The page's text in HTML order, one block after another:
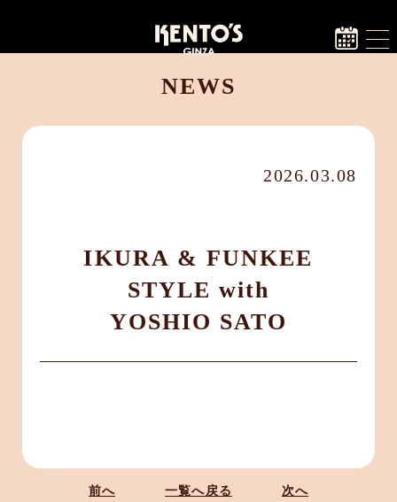
NEWS
2026.03.08
IKURA & FUNKEE
STYLE with
YOSHIO SATO
前へ 一覧へ戻る 次へ